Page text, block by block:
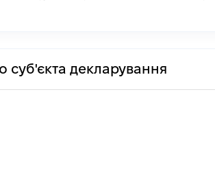
суб'єкта декларування